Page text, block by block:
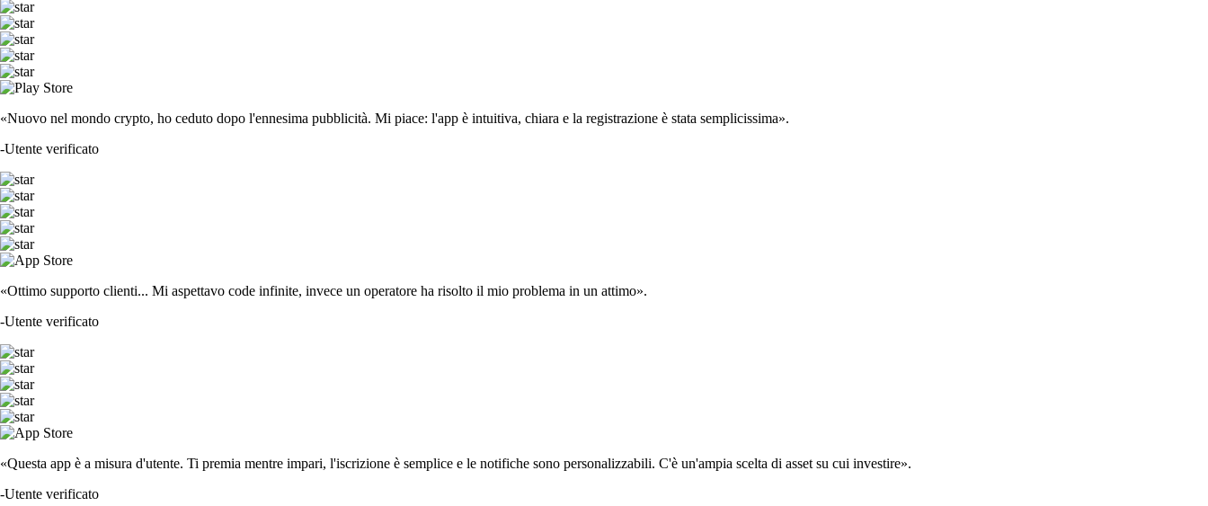
«Nuovo nel mondo crypto, ho ceduto dopo l'ennesima pubblicità. Mi piace: l'app è intuitiva, chiara e la registrazione è stata semplicissima».
-Utente verificato
«Ottimo supporto clienti... Mi aspettavo code infinite, invece un operatore ha risolto il mio problema in un attimo».
-Utente verificato
«Questa app è a misura d'utente. Ti premia mentre impari, l'iscrizione è semplice e le notifiche sono personalizzabili. C'è un'ampia scelta di asset su cui investire».
-Utente verificato